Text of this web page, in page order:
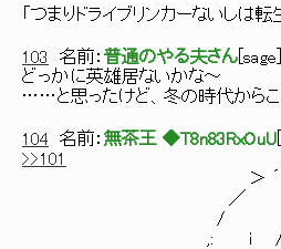
「つまりドライブリンカーないしは
103 名前： 普通のやる夫さん sage
どっかに英雄居ないかな～
……と思ったけど、冬の時代からこ
104 名前： 無茶王 ◆T8n83RxOuU
>>101
＞ ´ ￣ ｀
／
/ , !
,: i / / /